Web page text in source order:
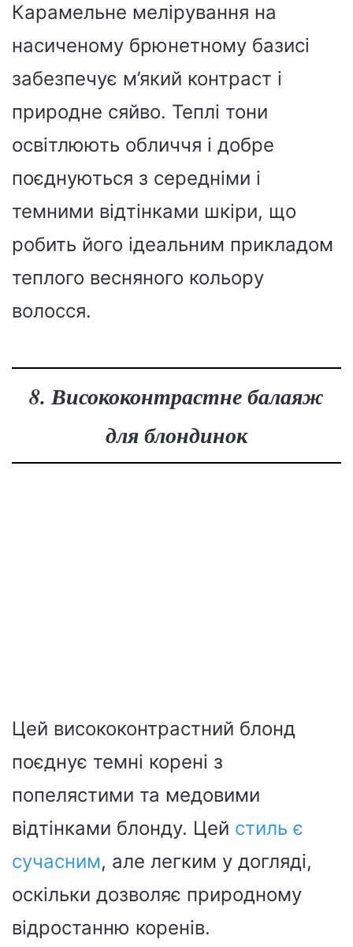
Карамельне мелірування на
насиченому брюнетному базисі
забезпечує м’який контраст і
природне сяйво. Теплі тони
освітлюють обличчя і добре
поєднуються з середніми і
темними відтінками шкіри, що
робить його ідеальним прикладом
теплого весняного кольору
волосся.
8. Висококонтрастне балаяж
для блондинок
Цей висококонтрастний блонд
поєднує темні корені з
попелястими та медовими
відтінками блонду. Цей стиль є
сучасним, але легким у догляді,
оскільки дозволяє природному
відростанню коренів.